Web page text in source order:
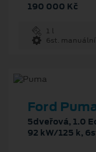
190 000 Kč
1 l
6st. manuální
Ford
5dveřová, 1.0
92 kW/125 k,